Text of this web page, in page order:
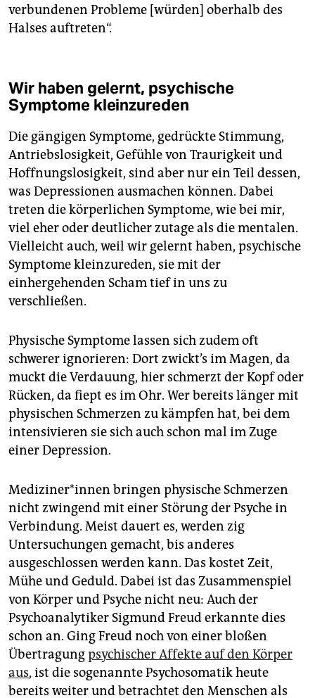
verbundenen Probleme [würden] oberhalb des
Halses auftreten“.
Wir haben gelernt, psychische
Symptome kleinzureden
Die gängigen Symptome, gedrückte Stimmung,
Antriebslosigkeit, Gefühle von Traurigkeit und
Hoffnungslosigkeit, sind aber nur ein Teil dessen,
was Depressionen ausmachen können. Dabei
treten die körperlichen Symptome, wie bei mir,
viel eher oder deutlicher zutage als die mentalen.
Vielleicht auch, weil wir gelernt haben, psychische
Symptome kleinzureden, sie mit der
einhergehenden Scham tief in uns zu
verschließen.
Physische Symptome lassen sich zudem oft
schwerer ignorieren: Dort zwickt’s im Magen, da
muckt die Verdauung, hier schmerzt der Kopf oder
Rücken, da fiept es im Ohr. Wer bereits länger mit
physischen Schmerzen zu kämpfen hat, bei dem
intensivieren sie sich auch schon mal im Zuge
einer Depression.
Me­di­zi­ne­r*in­nen bringen physische Schmerzen
nicht zwingend mit einer Störung der Psyche in
Verbindung. Meist dauert es, werden zig
Untersuchungen gemacht, bis anderes
ausgeschlossen werden kann. Das kostet Zeit,
Mühe und Geduld. Dabei ist das Zusammenspiel
von Körper und Psyche nicht neu: Auch der
Psychoanalytiker Sigmund Freud erkannte dies
schon an. Ging Freud noch von einer bloßen
Übertragungpsychischer Affekte auf den Körper
aus, ist die sogenannte Psychosomatik heute
bereits weiter und betrachtet den Menschen als